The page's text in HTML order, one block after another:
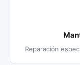
Reparación